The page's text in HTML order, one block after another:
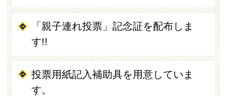
「親子連れ投票」記念証を配布しま
す!!
投票用紙記入補助具を用意していま
す。